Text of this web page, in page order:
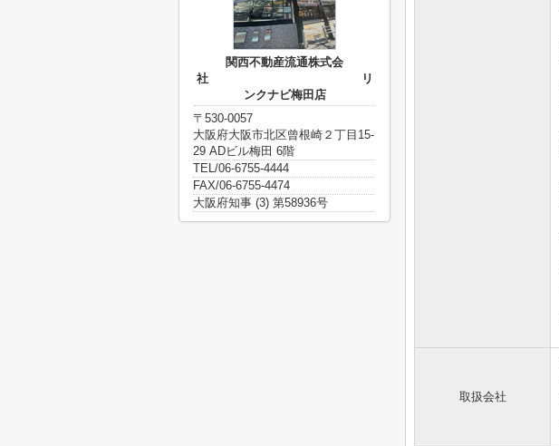
取扱会社
関西不動産流通株式会
社 リ
ンクナビ梅田店
〒530-0057
大阪府大阪市北区曾根崎２丁目15-
29 ADビル梅田 6階
TEL/06-6755-4444
FAX/06-6755-4474
大阪府知事 (3) 第58936号